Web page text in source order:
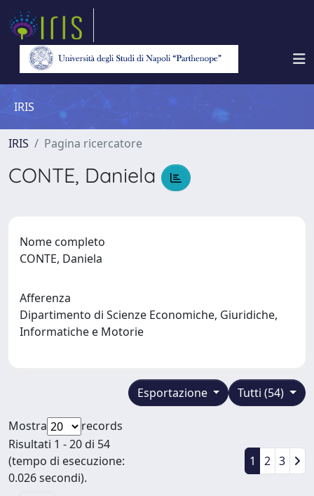
IRIS
IRIS Pagina ricercatore
CONTE, Daniela
Nome completo
CONTE, Daniela
Afferenza
Dipartimento di Scienze Economiche, Giuridiche,
Informatiche e Motorie
Tutti (54)
Esportazione
Mostra
records
Risultati 1 - 20 di 54
(tempo di esecuzione:
0.026 secondi).
1 2 3